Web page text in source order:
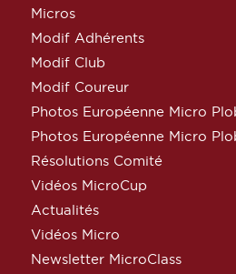
Micros
Modif Adhérents
Modif Club
Modif Coureur
Photos Européenne Micro
Photos Européenne Micro
Résolutions Comité
Vidéos MicroCup
Actualités
Vidéos Micro
Newsletter MicroClass